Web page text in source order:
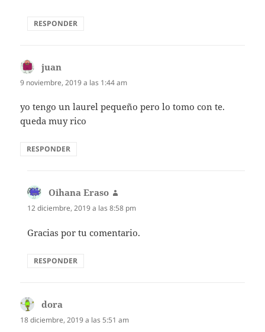
RESPONDER
juan
9 noviembre, 2019 a las 1:44 am
yo tengo un laurel pequeño pero lo tomo con te.
queda muy rico
RESPONDER
Oihana Eraso
12 diciembre, 2019 a las 8:58 pm
Gracias por tu comentario.
RESPONDER
dora
18 diciembre, 2019 a las 5:51 am